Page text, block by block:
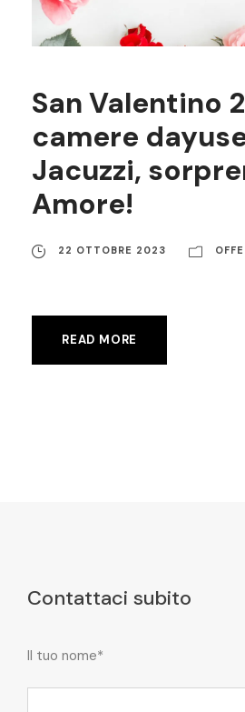
San Valentino
camere
Jacuzzi,
Amore!
22 OTTOBRE 2023
READ MORE
Contattaci subito
Il tuo nome*